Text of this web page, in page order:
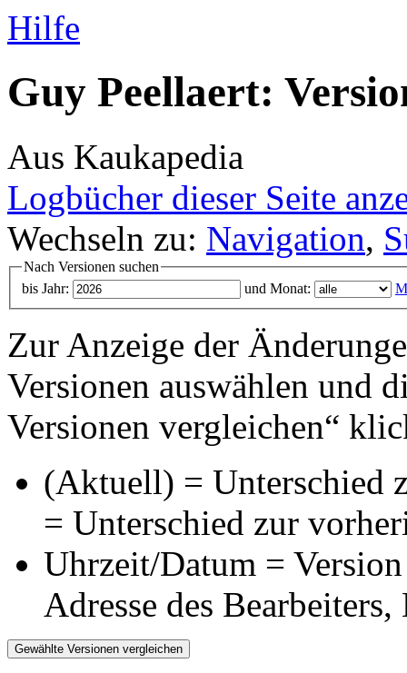
Hilfe
Guy Peellaert:
Aus Kaukapedia
Logbücher dieser Seite
Wechseln zu: Navigation,
Nach Versionen suchen
bis Jahr:
und Monat:
Zur Anzeige der
Versionen auswählen und
Versionen vergleichen“
(Aktuell) = Unterschied
= Unterschied zur
Uhrzeit/Datum =
Adresse des